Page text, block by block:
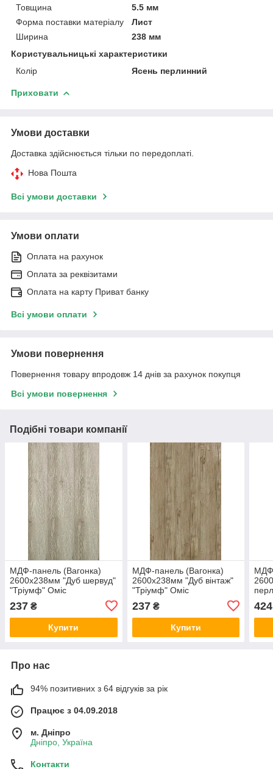
Товщина
5.5 мм
Форма поставки матеріалу
Лист
Ширина
238 мм
Користувальницькі характеристики
Колір
Ясень перлинний
Приховати
Умови доставки
Доставка здійснюється тільки по передоплаті.
Нова Пошта
Всі умови доставки
Умови оплати
Оплата на рахунок
Оплата за реквізитами
Оплата на карту Приват банку
Всі умови оплати
Умови повернення
Повернення товару впродовж 14 днів за рахунок покупця
Всі умови повернення
Подібні товари компанії
МДФ-панель (Вагонка)
2600х238мм "Дуб шервуд"
"Тріумф" Оміс
237 ₴
Купити
МДФ-панель (Вагонка)
2600х238мм "Дуб вінтаж"
"Тріумф" Оміс
237₴
Купити
424
Про нас
94% позитивних з 64 відгуків за рік
Працює з 04.09.2018
м. Дніпро
Дніпро, Україна
Контакти